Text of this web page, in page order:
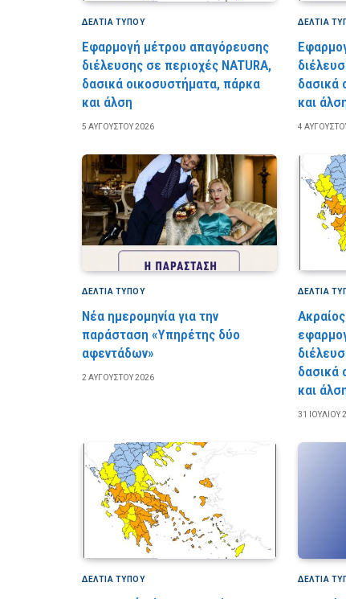
ΔΕΛΤΙΑ ΤΥΠΟΥ
Εφαρμογή μέτρου απαγόρευσης
διέλευσης σε περιοχές NATURA,
δασικά οικοσυστήματα, πάρκα
και άλση
5 ΑΥΓΟΎΣΤΟΥ 2026
ΔΕΛΤΙΑ
δασικά
και
4
ΔΕΛΤΙΑ ΤΥΠΟΥ
Νέα ημερομηνία για την
παράσταση «Υπηρέτης δύο
αφεντάδων»
2 ΑΥΓΟΎΣΤΟΥ 2026
ΔΕΛΤΙΑ
δασικά
και
31 ΙΟΥΛΊΟΥ
ΔΕΛΤΙΑ ΤΥΠΟΥ ΔΕΛΤΙΑ